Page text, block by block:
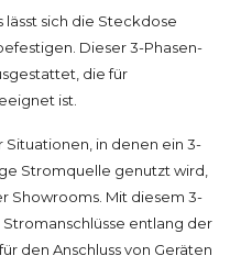
lässt sich die Steckdose
Dieser 3-Phasen-
die für
ist.
in denen ein 3-
Stromquelle genutzt wird,
Showrooms. Mit diesem 3-
entlang der
den Anschluss von Geräten